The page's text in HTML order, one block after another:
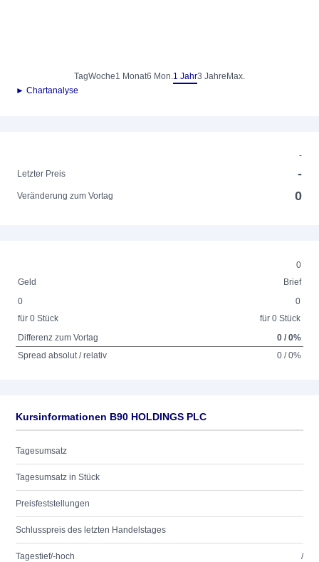
TagWoche1 Monat6 Mon.1 Jahr3 Jahre Max.
► Chartanalyse
-
Letzter Preis
-
Veränderung zum Vortag 0
0
Geld
Brief
0
für 0 Stück
0
für 0 Stück
Differenz zum Vortag
0 / 0%
Spread absolut / relativ
0 / 0%
Kursinformationen B90 HOLDINGS PLC
Tagesumsatz
Tagesumsatz in Stück
Preisfeststellungen
Schlusspreis des letzten Handelstages
Tagestief/-hoch /